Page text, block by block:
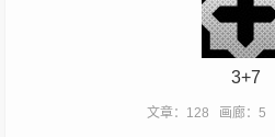
3+7
文章：128 画廊：5